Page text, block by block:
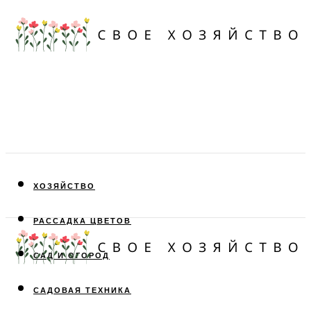
ХОЗЯЙСТВО
РАССАДКА ЦВЕТОВ
САД И ОГОРОД
САДОВАЯ ТЕХНИКА